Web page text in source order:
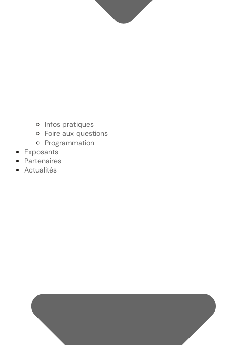
Infos pratiques
Foire aux questions
Programmation
Exposants
Partenaires
Actualités